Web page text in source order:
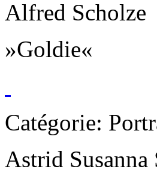
Alfred Scholze
»Goldie«
Catégorie:
Astrid Susanna